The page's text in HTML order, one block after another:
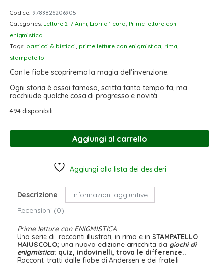
Codice: 9788826206905
Categories: Letture 2-7 Anni Libri a 1 euro Prime letture con
enigmistica
Tags: pasticci & bisticci prime letture con enigmistica rima
stampatello
Con le fiabe scopriremo la magia dell’invenzione.
Ogni storia è assai famosa, scritta tanto tempo fa, ma
racchiude qualche cosa di progresso e novità.
494 disponibili
Aggiungi al carrello
Aggiungi alla lista dei desideri
Descrizione
Informazioni aggiuntive
Recensioni (0)
Prime letture con ENIGMISTICA
Una serie di racconti illustrati, in rima e in STAMPATELLO
MAIUSCOLO; una nuova edizione arricchita da giochi di
enigmistica: quiz, indovinelli, trova le differenze..
Racconti tratti dalle fiabe di Andersen e dei fratelli